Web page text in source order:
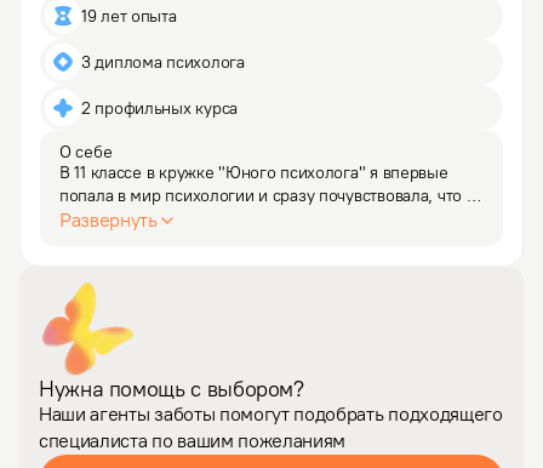
19 лет опыта
3 диплома психолога
2 профильных курса
О себе
В 11 классе в кружке "Юного психолога" я впервые
попала в мир психологии и сразу почувствовала, что
это - призвание.
такой потрясающе эффективный и…
Развернуть
Нужна помощь с выбором?
Наши агенты заботы помогут подобрать подходящего
специалиста по вашим пожеланиям